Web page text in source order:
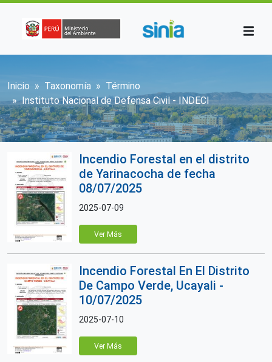
Sobrescribir enlaces de ayuda a la
Inicio Taxonomía
Término
Instituto Nacional de Defensa Civil - INDECI
Incendio Forestal en el distrito
de Yarinacocha de fecha
08/07/2025
2025-07-09
Ver Más
Incendio Forestal En El Distrito
De Campo Verde, Ucayali -
10/07/2025
2025-07-10
Ver Más